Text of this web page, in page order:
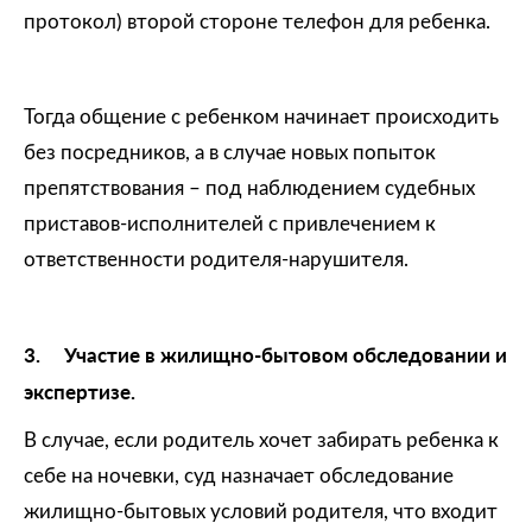
протокол) второй стороне телефон для ребенка.
Тогда общение с ребенком начинает происходить
без посредников, а в случае новых попыток
препятствования – под наблюдением судебных
приставов-исполнителей с привлечением к
ответственности родителя-нарушителя.
3. Участие в жилищно-бытовом обследовании и
экспертизе.
В случае, если родитель хочет забирать ребенка к
себе на ночевки, суд назначает обследование
жилищно-бытовых условий родителя, что входит